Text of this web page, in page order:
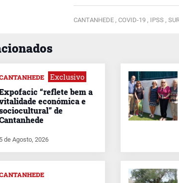
CANTANHEDE , COVID-19 , IPSS ,
Exclusivo
“reflete bem a
económica e
de
5 de Agosto, 2026